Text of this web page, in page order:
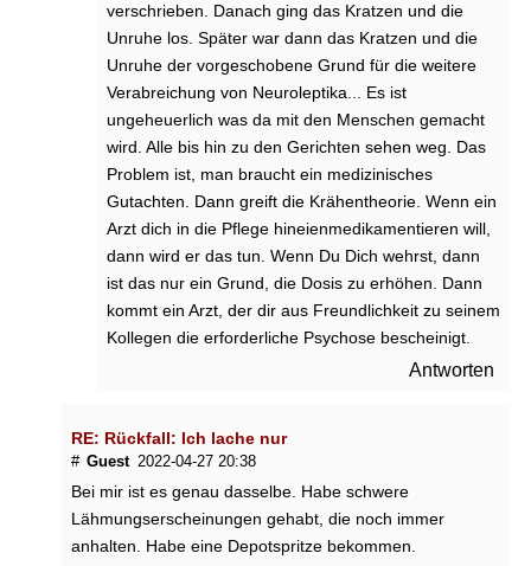
verschrieben. Danach ging das Kratzen und die
Unruhe los. Später war dann das Kratzen und die
Unruhe der vorgeschobene Grund für die weitere
Verabreichung von Neuroleptika... Es ist
ungeheuerlich was da mit den Menschen gemacht
wird. Alle bis hin zu den Gerichten sehen weg. Das
Problem ist, man braucht ein medizinisches
Gutachten. Dann greift die Krähentheorie. Wenn ein
Arzt dich in die Pflege hineienmedikamentieren will,
dann wird er das tun. Wenn Du Dich wehrst, dann
ist das nur ein Grund, die Dosis zu erhöhen. Dann
kommt ein Arzt, der dir aus Freundlichkeit zu seinem
Kollegen die erforderliche Psychose bescheinigt.
Antworten
RE: Rückfall: Ich lache nur
# Guest 2022-04-27 20:38
Bei mir ist es genau dasselbe. Habe schwere
Lähmungserscheinungen gehabt, die noch immer
anhalten. Habe eine Depotspritze bekommen.